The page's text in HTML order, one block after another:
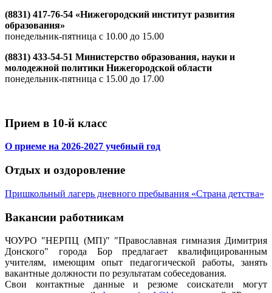
(8831) 417-76-54 «Нижегородский институт развития
образования»
понедельник-пятница с 10.00 до 15.00
(8831) 433-54-51 Министерство образования, науки и
молодежной политики Нижегородской области
понедельник-пятница с 15.00 до 17.00
Прием в 10-й класс
О приеме на 2026-2027 учебный год
Отдых и оздоровление
Пришкольный лагерь дневного пребывания «Страна детства»
Вакансии работникам
ЧОУРО "НЕРПЦ (МП)" "Православная гимназия Димитрия
Донского" города Бор предлагает квалифицированным
учителям, имеющим опыт педагогической работы, занять
вакантные должности по результатам собеседования.
Свои контактные данные и резюме соискатели могут